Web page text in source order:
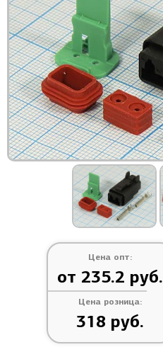
Цена опт:
от 235.2 руб.
Цена розница:
318 руб.